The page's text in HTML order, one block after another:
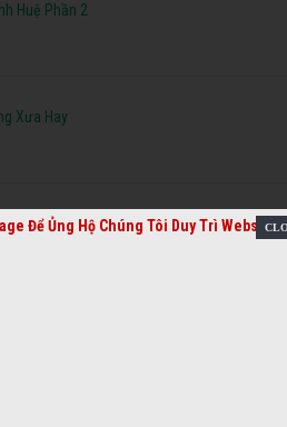
Huệ Phần 2
Xưa Hay
Sử Phần 1
Phần 2
Để Ủng Hộ Chúng Tôi Duy Trì Website